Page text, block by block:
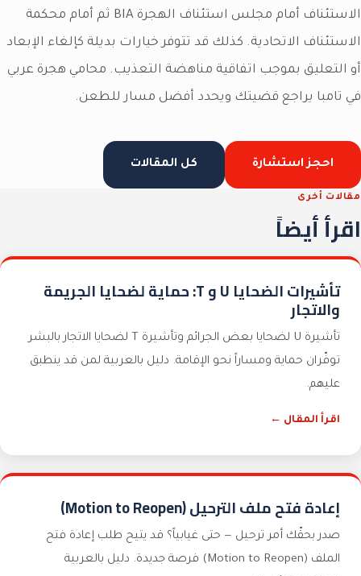
الاستئناف أمام مجلس استئناف الهجرة BIA ثم أمام محكمة
الاستئناف الاتحادية. كذلك قد تتوفر خيارات بديلة كإلغاء الإبعاد
أو التعليق بموجب اتفاقية مناهضة التعذيب. محامي هجرة عربي
في تامبا يراجع قضيتك ويحدد أفضل مسار للطعن.
احجز استشارة كل المقالات
مقالات أخرى
اقرأ أيضاً
تأشيرات الضحايا U و T: حماية لضحايا الجريمة
والاتجار
تأشيرة U لضحايا بعض الجرائم وتأشيرة T لضحايا الاتجار بالبشر
توفّران حماية ومساراً نحو الإقامة. دليل بالعربية لمن قد ينطبق
عليهم.
اقرأ المقال ←
إعادة فتح ملف الترحيل (Motion to Reopen)
صدر بحقّك أمر ترحيل — حتى غيابياً؟ قد يتيح طلب إعادة فتح
الملف (Motion to Reopen) فرصة جديدة. دليل بالعربية